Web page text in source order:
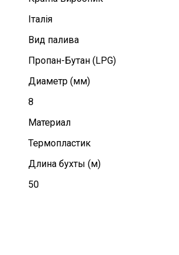
Італія
Вид палива
Пропан-Бутан (LPG)
Диаметр (мм)
8
Материал
Термопластик
Длина бухты (м)
50